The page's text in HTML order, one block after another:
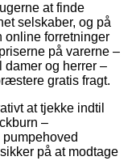
at finde
selskaber, og på
online forretninger
på varerne –
damer og herrer –
gratis fragt.
at tjekke indtil
–
på at modtage